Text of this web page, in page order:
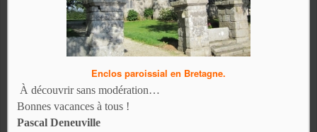
Enclos paroissial en Bretagne.
À découvrir sans modération…
Bonnes vacances à tous !
Pascal Deneuville